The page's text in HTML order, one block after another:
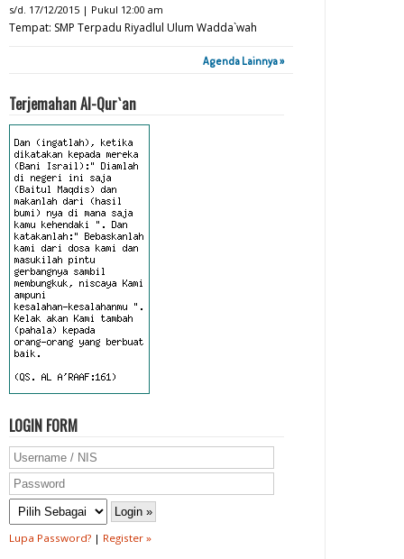
s/d. 17/12/2015 | Pukul 12:00 am
Tempat: SMP Terpadu Riyadlul Ulum Wadda`wah
Agenda Lainnya »
Terjemahan Al-Qur`an
LOGIN FORM
Lupa Password? | Register »